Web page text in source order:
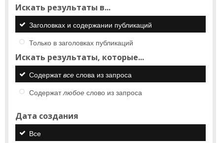
Искать результаты в...
Заголовках и содержании публикаций
Только в заголовках публикаций
Искать результаты, которые...
Содержатвсе слова из запроса
Содержатлюбое слово из запроса
Дата создания
Все